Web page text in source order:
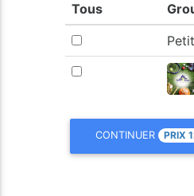
Tous
CONTINUER PRIX